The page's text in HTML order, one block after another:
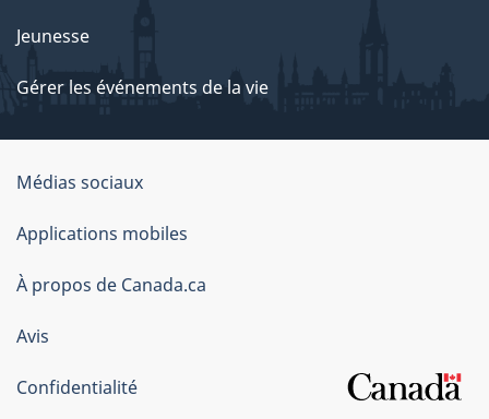
Jeunesse
Gérer les événements de la vie
Organisation
du
gouvernement
du
Canada
Médias sociaux
Applications mobiles
À propos de Canada.ca
Avis
Confidentialité